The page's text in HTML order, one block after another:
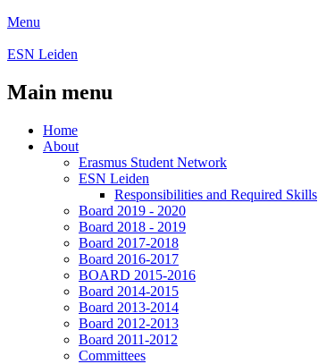
Menu
ESN Leiden
Main menu
Home
About
Erasmus Student Network
ESN Leiden
Responsibilities and Required Skills
Board 2019 - 2020
Board 2018 - 2019
Board 2017-2018
Board 2016-2017
BOARD 2015-2016
Board 2014-2015
Board 2013-2014
Board 2012-2013
Board 2011-2012
Committees